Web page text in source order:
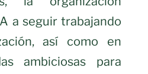
a seguir trabajando
así como en
ambiciosas para